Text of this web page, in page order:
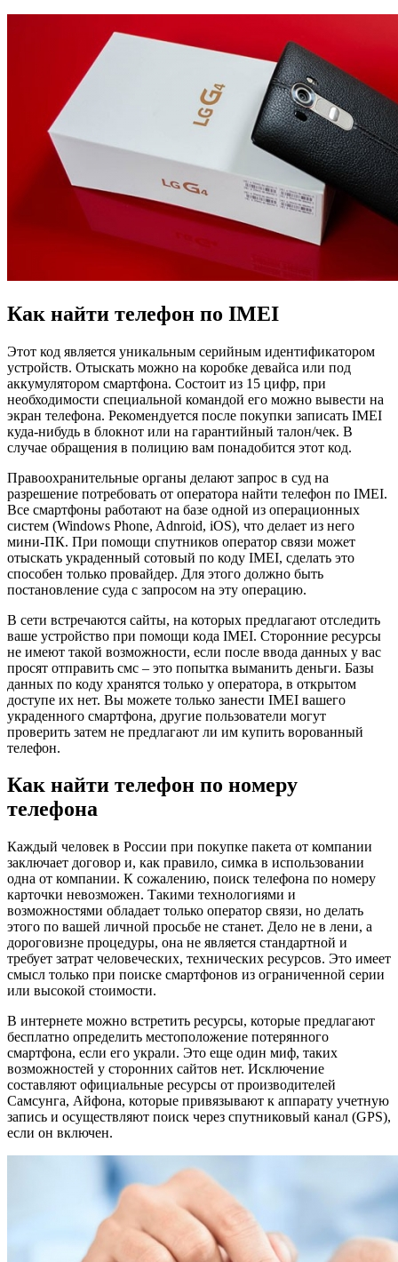
Как найти телефон по IMEI
Этот код является уникальным серийным идентификатором
устройств. Отыскать можно на коробке девайса или под
аккумулятором смартфона. Состоит из 15 цифр, при
необходимости специальной командой его можно вывести на
экран телефона. Рекомендуется после покупки записать IMEI
куда-нибудь в блокнот или на гарантийный талон/чек. В
случае обращения в полицию вам понадобится этот код.
Правоохранительные органы делают запрос в суд на
разрешение потребовать от оператора найти телефон по IMEI.
Все смартфоны работают на базе одной из операционных
систем (Windows Phone, Adnroid, iOS), что делает из него
мини-ПК. При помощи спутников оператор связи может
отыскать украденный сотовый по коду IMEI, сделать это
способен только провайдер. Для этого должно быть
постановление суда с запросом на эту операцию.
В сети встречаются сайты, на которых предлагают отследить
ваше устройство при помощи кода IMEI. Сторонние ресурсы
не имеют такой возможности, если после ввода данных у вас
просят отправить смс – это попытка выманить деньги. Базы
данных по коду хранятся только у оператора, в открытом
доступе их нет. Вы можете только занести IMEI вашего
украденного смартфона, другие пользователи могут
проверить затем не предлагают ли им купить ворованный
телефон.
Как найти телефон по номеру
телефона
Каждый человек в России при покупке пакета от компании
заключает договор и, как правило, симка в использовании
одна от компании. К сожалению, поиск телефона по номеру
карточки невозможен. Такими технологиями и
возможностями обладает только оператор связи, но делать
этого по вашей личной просьбе не станет. Дело не в лени, а
дороговизне процедуры, она не является стандартной и
требует затрат человеческих, технических ресурсов. Это имеет
смысл только при поиске смартфонов из ограниченной серии
или высокой стоимости.
В интернете можно встретить ресурсы, которые предлагают
бесплатно определить местоположение потерянного
смартфона, если его украли. Это еще один миф, таких
возможностей у сторонних сайтов нет. Исключение
составляют официальные ресурсы от производителей
Самсунга, Айфона, которые привязывают к аппарату учетную
запись и осуществляют поиск через спутниковый канал (GPS),
если он включен.